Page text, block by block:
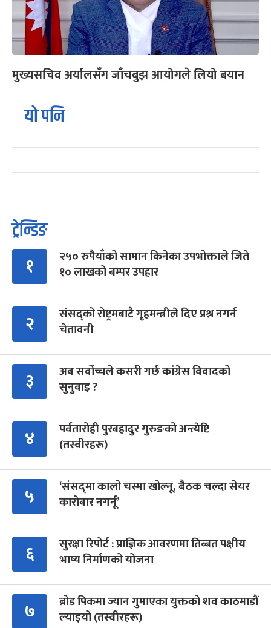
मुख्यसचिव अर्यालसँग जाँचबुझ आयोगले लियो बयान
यो पनि
ट्रेन्डिङ
१
२५० रुपैयाँको सामान किनेका उपभोक्ताले जिते
१० लाखको बम्पर उपहार
२
संसद्को रोष्ट्रमबाटै गृहमन्त्रीले दिए प्रश्न नगर्न
चेतावनी
३
अब सर्वोच्चले कसरी गर्छ कांग्रेस विवादको
सुनुवाइ ?
४
पर्वतारोही पुरबहादुर गुरुङको अन्त्येष्टि
(तस्वीरहरू)
५
‘संसद्‍मा कालो चस्मा खोल्नू, बैठक चल्दा सेयर
कारोबार नगर्नू’
६
सुरक्षा रिपोर्ट : प्राज्ञिक आवरणमा तिब्बत पक्षीय
भाष्य निर्माणको योजना
७
ब्रोड पिकमा ज्यान गुमाएका युक्तको शव काठमाडौं
ल्याइयो (तस्वीरहरू)